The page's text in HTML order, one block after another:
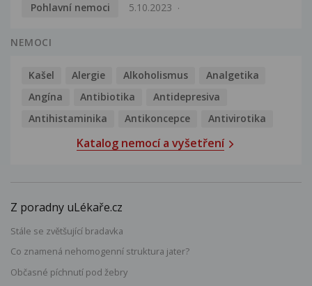
Pohlavní nemoci
5.10.2023
NEMOCI
Kašel Alergie Alkoholismus
Analgetika
Angína
Antibiotika
Antidepresiva
Antihistaminika
Antikoncepce Antivirotika
Katalog nemocí a vyšetření
Z poradny uLékaře.cz
Stále se zvětšující bradavka
Co znamená nehomogenní struktura jater?
Občasné píchnutí pod žebry